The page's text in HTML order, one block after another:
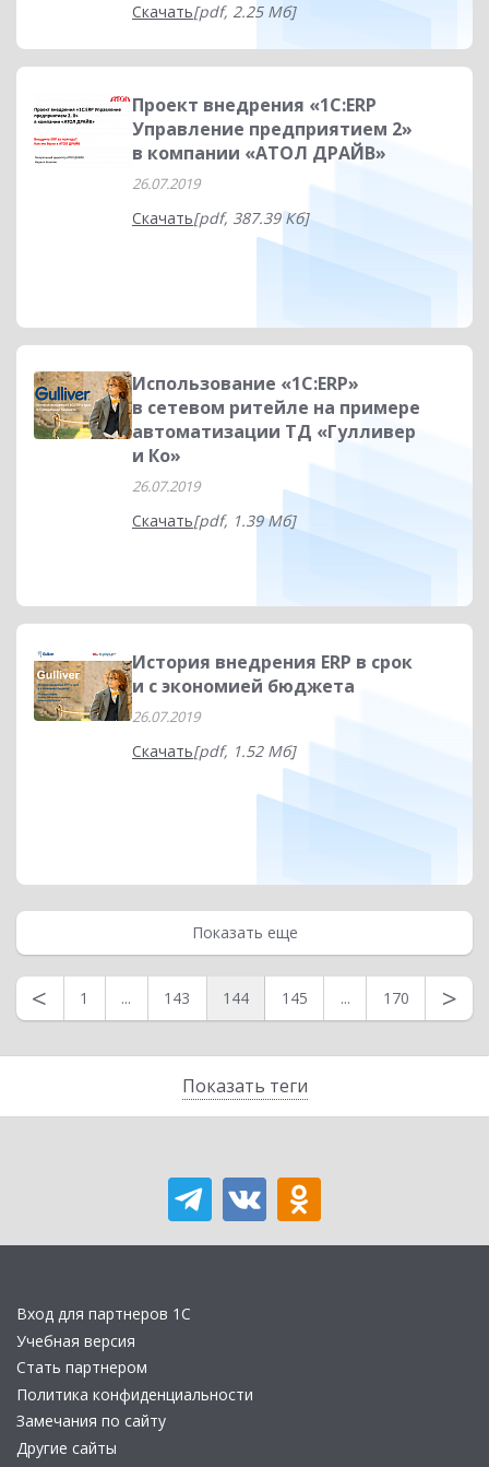
Показать теги
Скачать[pdf, 2.25 Мб]
Проект внедрения «1С:ERP
Управление предприятием 2»
в компании «АТОЛ ДРАЙВ»
26.07.2019
Скачать[pdf, 387.39 Кб]
Использование «1С:ERP»
в сетевом ритейле на примере
автоматизации ТД «Гулливер
и Ко»
26.07.2019
Скачать[pdf, 1.39 Мб]
История внедрения ERP в срок
и с экономией бюджета
26.07.2019
Скачать[pdf, 1.52 Мб]
Показать еще
< 1 ... 143 144 145 ... 170 >
Вход для партнеров 1С
Учебная версия
Стать партнером
Политика конфиденциальности
Замечания по сайту
Другие сайты